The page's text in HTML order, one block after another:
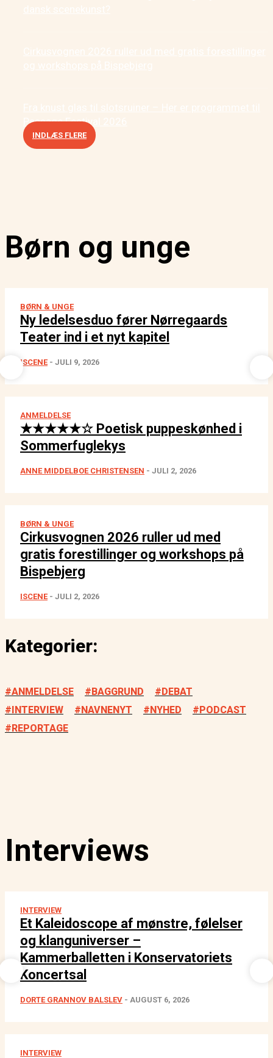
Passage Festival 2026
INDLÆS FLERE
Børn og unge
BØRN & UNGE
Ny ledelsesduo fører Nørregaards
Teater ind i et nyt kapitel
ISCENE - JULI 9, 2026
ANMELDELSE
★★★★★☆ Poetisk puppeskønhed i
Sommerfuglekys
ANNE MIDDELBOE CHRISTENSEN - JULI 2, 2026
BØRN & UNGE
Cirkusvognen 2026 ruller ud med
gratis forestillinger og workshops på
Bispebjerg
ISCENE - JULI 2, 2026
Kategorier:
ANMELDELSE BAGGRUND
DEBAT
INTERVIEW
NAVNENYT NYHED
PODCAST
REPORTAGE
Interviews
INTERVIEW
Et Kaleidoscope af mønstre, følelser
og klanguniverser –
Kammerballetten i Konservatoriets
Koncertsal
DORTE GRANNOV BALSLEV - AUGUST 6, 2026
INTERVIEW